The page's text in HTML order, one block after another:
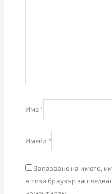
Име *
Имейл *
Запазване на името,
в този браузър за